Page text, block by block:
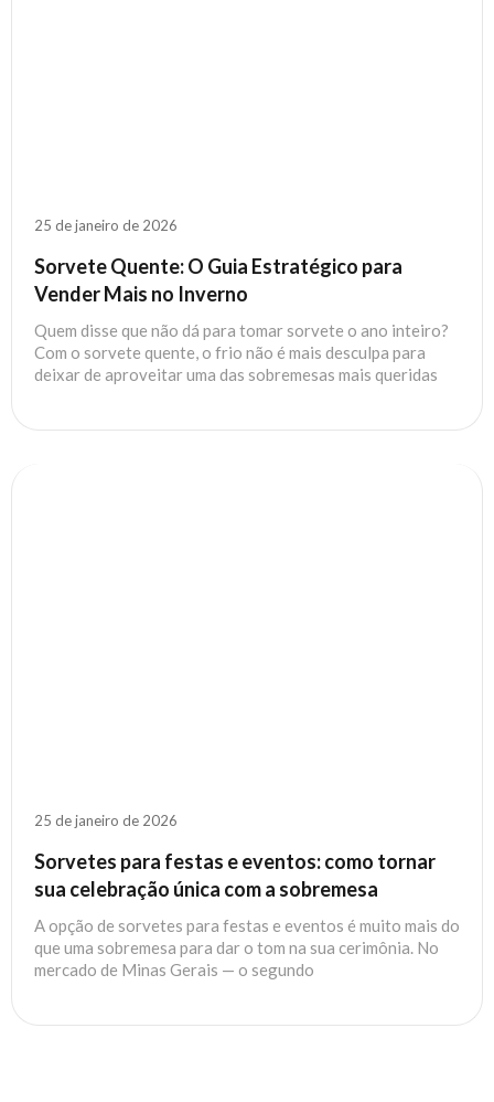
25 de janeiro de 2026
Sorvete Quente: O Guia Estratégico para
Vender Mais no Inverno
Quem disse que não dá para tomar sorvete o ano inteiro?
Com o sorvete quente, o frio não é mais desculpa para
deixar de aproveitar uma das sobremesas mais queridas
25 de janeiro de 2026
Sorvetes para festas e eventos: como tornar
sua celebração única com a sobremesa
A opção de sorvetes para festas e eventos é muito mais do
que uma sobremesa para dar o tom na sua cerimônia. No
mercado de Minas Gerais — o segundo